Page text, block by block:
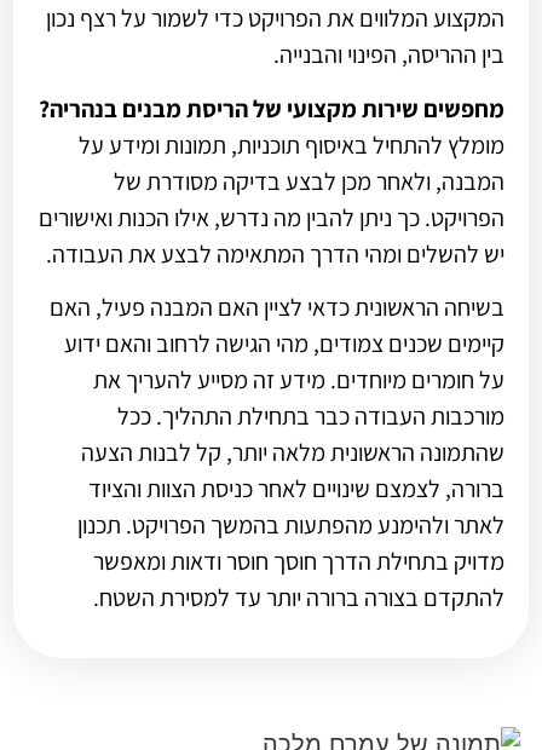
המקצוע המלווים את הפרויקט כדי לשמור על רצף נכון
בין ההריסה, הפינוי והבנייה.
מחפשים שירות מקצועי של הריסת מבנים בנהריה?
מומלץ להתחיל באיסוף תוכניות, תמונות ומידע על
המבנה, ולאחר מכן לבצע בדיקה מסודרת של
הפרויקט. כך ניתן להבין מה נדרש, אילו הכנות ואישורים
יש להשלים ומהי הדרך המתאימה לבצע את העבודה.
בשיחה הראשונית כדאי לציין האם המבנה פעיל, האם
קיימים שכנים צמודים, מהי הגישה לרחוב והאם ידוע
על חומרים מיוחדים. מידע זה מסייע להעריך את
מורכבות העבודה כבר בתחילת התהליך. ככל
שהתמונה הראשונית מלאה יותר, קל לבנות הצעה
ברורה, לצמצם שינויים לאחר כניסת הצוות והציוד
לאתר ולהימנע מהפתעות בהמשך הפרויקט. תכנון
מדויק בתחילת הדרך חוסך חוסר ודאות ומאפשר
להתקדם בצורה ברורה יותר עד למסירת השטח.